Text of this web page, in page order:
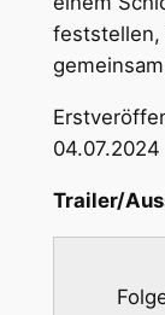
feststellen,
04.07.2024
Trailer/